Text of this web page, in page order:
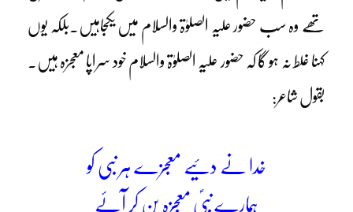
تھے وہ سب حضور علیہ الصلوٰۃ والسلام میں یکجاہیں۔بلکہ یوں
کہنا غلط نہ ہو گا کہ حضور علیہ الصلوٰۃ والسلام خود سراپا معجزہ ہیں۔
بقول شاعر:
خدا نے دئیے معجزے ہر نبی کو
ہمارے نبیؐ معجزہ بن کر آئے